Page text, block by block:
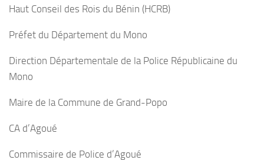
Haut Conseil des Rois du Bénin (HCRB)
Préfet du Département du Mono
Direction Départementale de la Police Républicaine du
Mono
Maire de la Commune de Grand-Popo
CA d’Agoué
Commissaire de Police d’Agoué